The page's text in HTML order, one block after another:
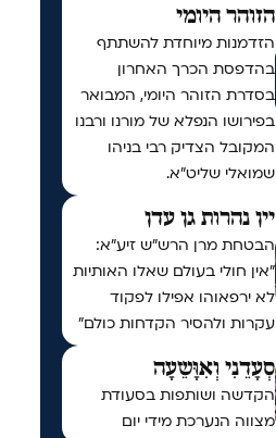
הזוהר היומי
הזדמנות מיוחדת להשתתף
בהדפסת הכרך האחרון
בסדרת הזוהר היומי, המבואר
בפירושו הנפלא של מורנו ורבנו
המקובל הצדיק רבי בניהו
שמואלי שליט״א.
יין נהרות גן עדן
הבטחת מרן הרש"ש זיע"א:
"אין חולי בעולם שאלו האותיות
לא ירפאוהו אפילו לפקוד
עקרות ולהסיר הקדחות כולם"
סְעָדֵנִי וְאִוָּשֵעָה
הקדשה ושותפות בסעודת
מצווה הנערכת מידי יום